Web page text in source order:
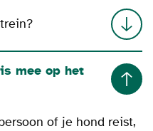
mee op het
of je hond reist,